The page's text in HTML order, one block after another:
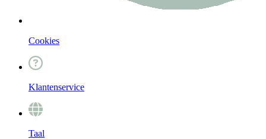
Cookies
Klantenservice
Taal